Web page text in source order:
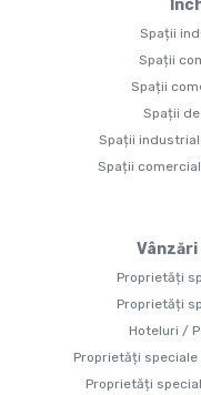
Spații
Spații
Spații
Spații
Spații
Spații
Proprietăți
Proprietăți
Hoteluri /
Proprietăți speciale
Proprietăți